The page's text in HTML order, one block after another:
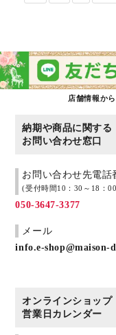
店舗情報か
納期や商品に関する
お問い合わせ窓口
お問い合わせ先電話
(受付時間10：30～18：00
050-3647-3377
メール
info.e-shop@maison-
オンラインショップ
営業日カレンダー